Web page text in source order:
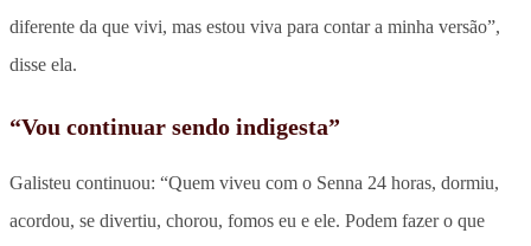
diferente da que vivi, mas estou viva para contar a minha versão”,
disse ela.
“Vou continuar sendo indigesta”
Galisteu continuou: “Quem viveu com o Senna 24 horas, dormiu,
acordou, se divertiu, chorou, fomos eu e ele. Podem fazer o que